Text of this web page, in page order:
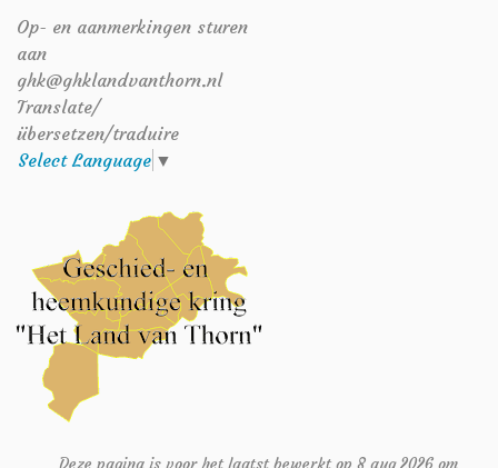
Op- en aanmerkingen sturen
aan
ghk@ghklandvanthorn.nl
Translate/
übersetzen/traduire
Select Language ▼
Deze pagina is voor het laatst bewerkt op 8 aug 2026 om